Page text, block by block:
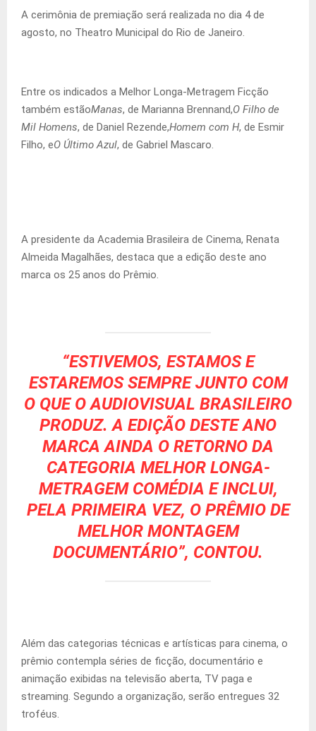
A cerimônia de premiação será realizada no dia 4 de
agosto, no Theatro Municipal do Rio de Janeiro.
Entre os indicados a Melhor Longa-Metragem Ficção
também estãoManas, de Marianna Brennand,O Filho de
Mil Homens, de Daniel Rezende,Homem com H, de Esmir
Filho, eO Último Azul, de Gabriel Mascaro.
A presidente da Academia Brasileira de Cinema, Renata
Almeida Magalhães, destaca que a edição deste ano
marca os 25 anos do Prêmio.
“ESTIVEMOS, ESTAMOS E
ESTAREMOS SEMPRE JUNTO COM
O QUE O AUDIOVISUAL BRASILEIRO
PRODUZ. A EDIÇÃO DESTE ANO
MARCA AINDA O RETORNO DA
CATEGORIA MELHOR LONGA-
METRAGEM COMÉDIA E INCLUI,
PELA PRIMEIRA VEZ, O PRÊMIO DE
MELHOR MONTAGEM
DOCUMENTÁRIO”, CONTOU.
Além das categorias técnicas e artísticas para cinema, o
prêmio contempla séries de ficção, documentário e
animação exibidas na televisão aberta, TV paga e
streaming. Segundo a organização, serão entregues 32
troféus.